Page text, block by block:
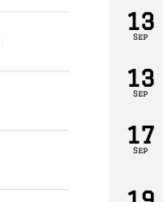
13
Sep
13
Sep
17
Sep